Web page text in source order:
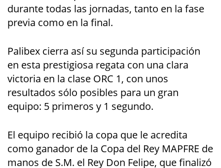
durante todas las jornadas, tanto en la fase
previa como en la final.
Palibex cierra así su segunda participación
en esta prestigiosa regata con una clara
victoria en la clase ORC 1, con unos
resultados sólo posibles para un gran
equipo: 5 primeros y 1 segundo.
El equipo recibió la copa que le acredita
como ganador de la Copa del Rey MAPFRE de
manos de S.M. el Rey Don Felipe, que finalizó